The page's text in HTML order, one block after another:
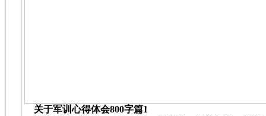
关于军训心得体会800字篇1